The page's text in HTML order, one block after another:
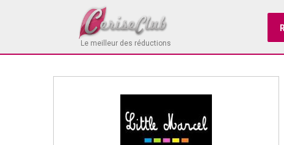
Le meilleur des réductions